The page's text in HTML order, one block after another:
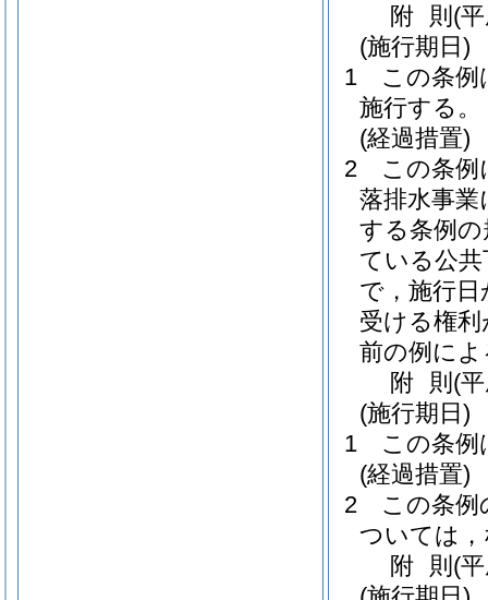
附 則 (
(施行期日)
1
この条例
施行する。
(経過措置)
2
この条例
落排水事業
する条例
ている公
で，施行
受ける権
前の例によ
附 則 (
(施行期日)
1
この条例
(経過措置)
2
この条例
ついては
附 則 (